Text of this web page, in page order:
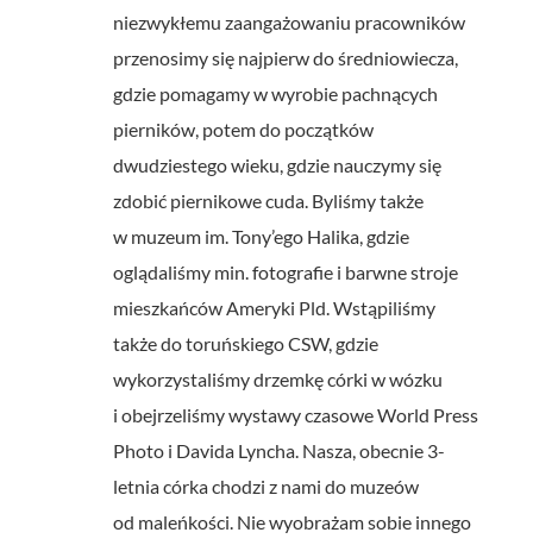
niezwykłemu zaangażowaniu pracowników
przenosimy się najpierw do średniowiecza,
gdzie pomagamy w wyrobie pachnących
pierników, potem do początków
dwudziestego wieku, gdzie nauczymy się
zdobić piernikowe cuda. Byliśmy także
w muzeum im. Tony’ego Halika, gdzie
oglądaliśmy min. fotografie i barwne stroje
mieszkańców Ameryki Pld. Wstąpiliśmy
także do toruńskiego CSW, gdzie
wykorzystaliśmy drzemkę córki w wózku
i obejrzeliśmy wystawy czasowe World Press
Photo i Davida Lyncha. Nasza, obecnie 3-
letnia córka chodzi z nami do muzeów
od maleńkości. Nie wyobrażam sobie innego